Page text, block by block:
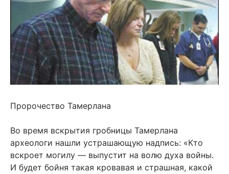
Пророчество Тамерлана
Во время вскрытия гробницы Тамерлана
археологи нашли устрашающую надпись: «Кто
вскроет могилу — выпустит на волю духа войны.
И будет бойня такая кровавая и страшная, какой